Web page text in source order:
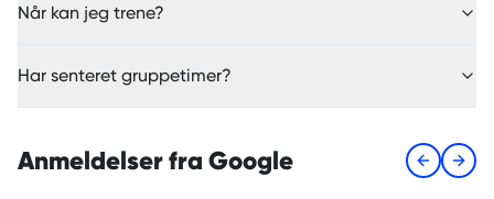
Når kan jeg trene?
Har senteret gruppetimer?
Anmeldelser fra Google Previous
Next